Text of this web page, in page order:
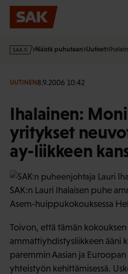
Hyppää
sisältöön
s
·
Näistä puhutaan Uutiset
UUTINEN8.9.2006 10:42
Ihalainen:
yritykset
ay-liikkeen
SAK:n Lauri Ihalaisen puhe
Asem-huippukokouksessa
Toivon, että tämän
ammattiyhdistysliikkeen ääni
paremmin Aasian ja
yhteistyön kehittämisessä.